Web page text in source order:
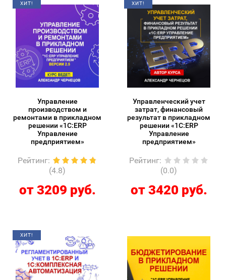
ХИТ!
Управление
производством и
ремонтами в прикладном
решении «1С:ERP
Управление
предприятием»
Рейтинг:
(4.8)
от 3209 руб.
ХИТ!
Управленческий учет
затрат, финансовый
результат в прикладном
решении «1С:ERP
Управление
предприятием»
Рейтинг:
(0.0)
от 3420 руб.
ХИТ!